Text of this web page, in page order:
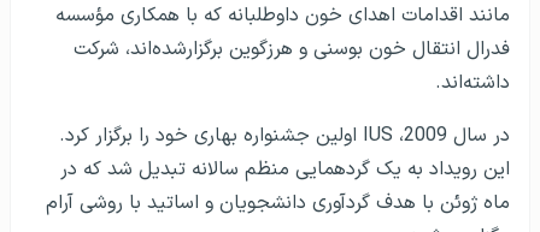
مانند اقدامات اهدای خون داوطلبانه که با همکاری مؤسسه
فدرال انتقال خون بوسنی و هرزگوین برگزارشده‌اند، شرکت
داشته‌اند.
در سال 2009، IUS اولین جشنواره بهاری خود را برگزار کرد.
این رویداد به یک گردهمایی منظم سالانه تبدیل شد که در
ماه ژوئن با هدف گردآوری دانشجویان و اساتید با روشی آرام